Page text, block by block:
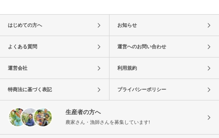
はじめての方へ お知らせ
よくある質問 運営へのお問い合わせ
運営会社 利用規約
特商法に基づく表記 プライバシーポリシー
生産者の方へ
農家さん・漁師さんを募集しています!